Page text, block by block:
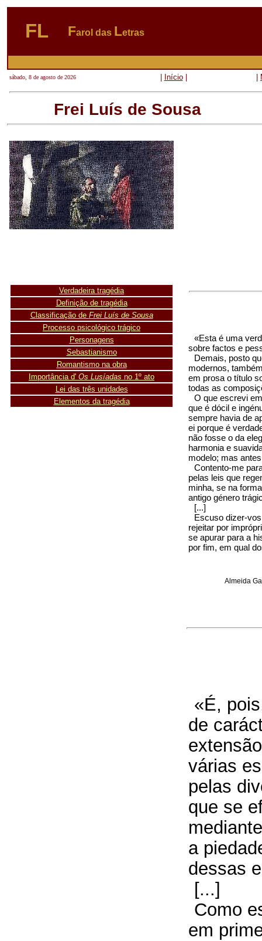
FL Farol das Letras
sábado, 8 de agosto de 2026 Início|
Frei Luís de Sousa
Verdadeira tragédia
Definição de tragédia
Classificação de Frei Luís de Sousa
Processo psicológico trágico
Personagens
Sebastianismo
Romantismo na obra
Importância d' Os Lusíadas no 1º ato
Lei das três unidades
Elementos da tragédia
«Esta é uma
sobre factos e
Demais, posto
modernos,
em prosa o título
todas as
O que escrevi
que é dócil e
sempre havia de
ei porque é
não fosse o da
harmonia e
modelo; mas
Contento-me
pelas leis que
minha, se na
antigo género
[...]
Escuso dizer-
rejeitar por
se apurar para a
por fim, em qual
Almeida
«É,
de
várias
pelas
que se
a
dessas
[...]
Como
em